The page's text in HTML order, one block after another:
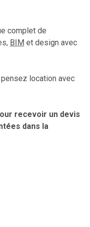
complet de
BIM et design avec
pensez location avec
recevoir un devis
dans la